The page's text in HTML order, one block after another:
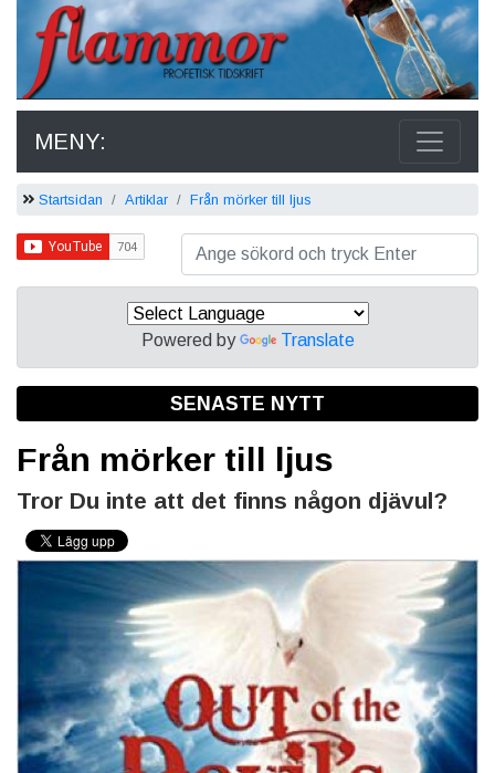
MENY:
Startsidan Artiklar Från mörker till ljus
Powered by Translate
SENASTE NYTT
Från mörker till ljus
Tror Du inte att det finns någon djävul?